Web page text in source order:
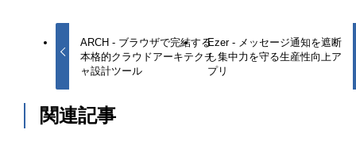
ARCH - ブラウザで完結する
本格的クラウドアーキテクチ
ャ設計ツール
Ezer - メッセージ通知を遮断
し集中力を守る生産性向上ア
プリ
関連記事